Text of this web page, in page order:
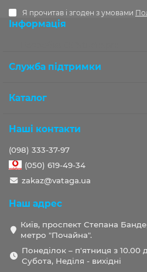
Я прочитав і згоден з умовами
Інформація
Служба підтримки
Каталог
Наші контакти
(098) 333-37-97
(050) 619-49-34
zakaz@vataga.ua
Наш адрес
Київ, проспект Степана
метро "Почайна".
Понеділок – п'ятниця з 10.00
Субота, Неділя - вихідні